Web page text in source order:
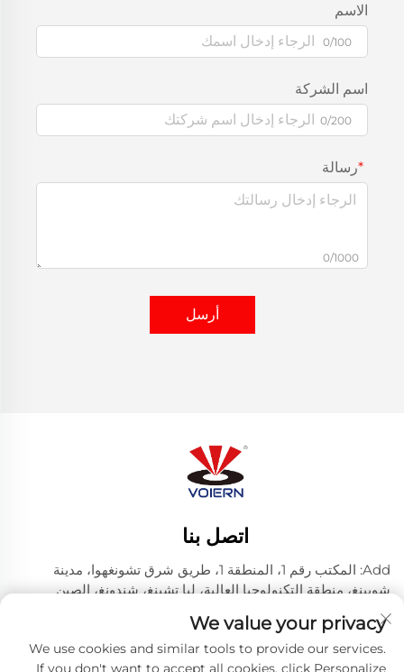
الاسم
0/100
اسم الشركة
0/200
رسالة
0/1000
أرسل
اتصل بنا
Add: المكتب رقم 1، المنطقة 1، طريق شرق تشونغهوا، مدينة
شويينغ، منطقة التكنولوجيا العالية، ليا تشينغ، شندونغ، الصين
هاتف:+86-635 8512218
البريد الإلكتروني:[email protected]
We value your privacy
We use cookies and similar tools to provide our services.
If you don't want to accept all cookies, click Personalize